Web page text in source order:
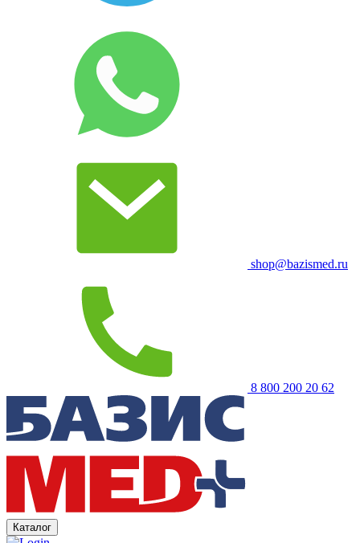
shop@bazismed.ru
8 800 200 20 62
Каталог